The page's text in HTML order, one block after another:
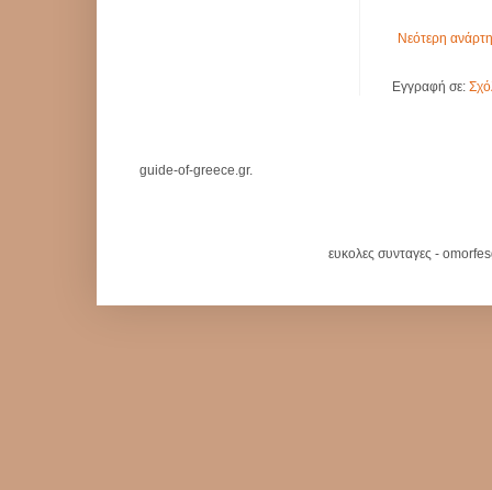
Νεότερη
Εγγραφή σε:
guide-of-greece.gr.
ευκολες συνταγες -